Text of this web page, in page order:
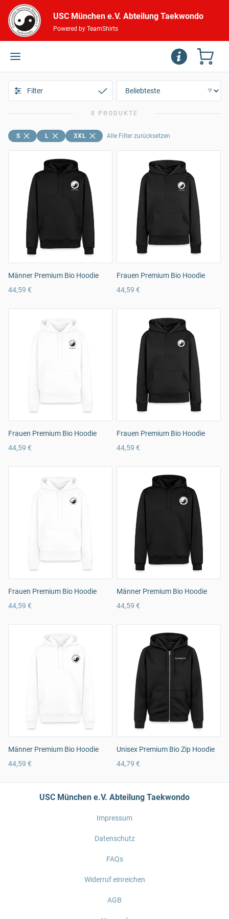
USC München e.V. Abteilung Taekwondo
Powered by TeamShirts
Filter
8 PRODUKTE
S L 3XL Alle Filter zurücksetzen
Männer Premium Bio Hoodie
44,59 €
Frauen Premium Bio Hoodie
44,59 €
Frauen Premium Bio Hoodie
44,59 €
Frauen Premium Bio Hoodie
44,59 €
Frauen Premium Bio Hoodie
44,59 €
Männer Premium Bio Hoodie
44,59 €
Männer Premium Bio Hoodie
44,59 €
Unisex Premium Bio Zip Hoodie
44,79 €
USC München e.V. Abteilung Taekwondo
Impressum
Datenschutz
FAQs
Widerruf einreichen
AGB